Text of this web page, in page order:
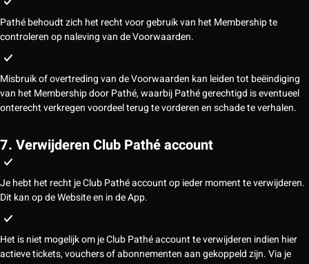
Pathé behoudt zich het recht voor gebruik van het Membership te
controleren op naleving van de Voorwaarden.
Misbruik of overtreding van de Voorwaarden kan leiden tot beëindiging
van het Membership door Pathé, waarbij Pathé gerechtigd is eventueel
onterecht verkregen voordeel terug te vorderen en schade te verhalen.
7. Verwijderen Club Pathé account
Je hebt het recht je Club Pathé account op ieder moment te verwijderen.
Dit kan op de Website en in de App.
Het is niet mogelijk om je Club Pathé account te verwijderen indien hier
actieve tickets, vouchers of abonnementen aan gekoppeld zijn. Via je